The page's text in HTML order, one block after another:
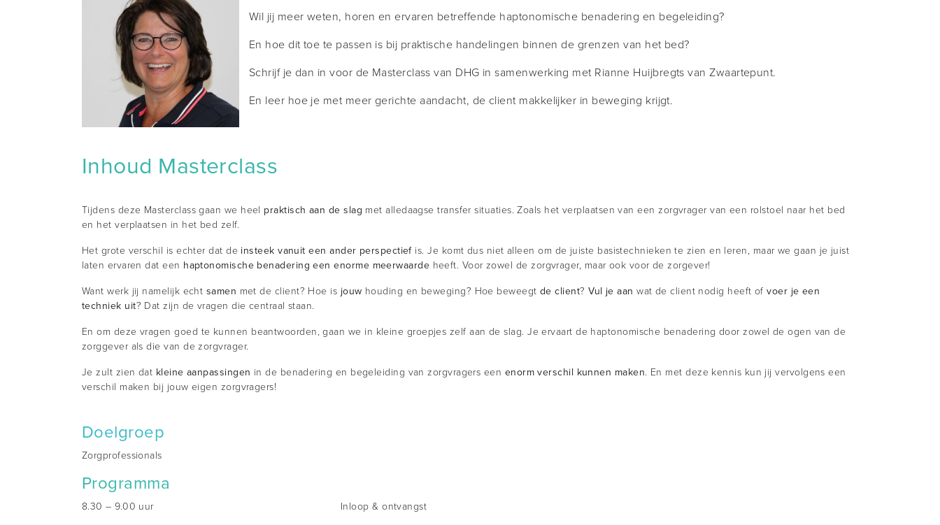
Wil jij meer weten, horen en ervaren betreffende haptonomische benadering en begeleiding?
En hoe dit toe te passen is bij praktische handelingen binnen de grenzen van het bed?
Schrijf je dan in voor de Masterclass van DHG in samenwerking met Rianne Huijbregts van Zwaartepunt.
En leer hoe je met meer gerichte aandacht, de client makkelijker in beweging krijgt.
Inhoud Masterclass
Tijdens deze Masterclass gaan we heel praktisch aan de slag met alledaagse transfer situaties. Zoals het verplaatsen van een zorgvrager van een rolstoel naar het bed
en het verplaatsen in het bed zelf.
Het grote verschil is echter dat de insteek vanuit een ander perspectiefis. Je komt dus niet alleen om de juiste basistechnieken te zien en leren, maar we gaan je juist
laten ervaren dat een haptonomische benadering een enorme meerwaarde heeft. Voor zowel de zorgvrager, maar ook voor de zorgever!
Want werk jij namelijk echt samen met de client? Hoe is jouw houding en beweging? Hoe beweegtde client? Vul je aan wat de client nodig heeft ofvoer je een
techniek uit? Dat zijn de vragen die centraal staan.
En om deze vragen goed te kunnen beantwoorden, gaan we in kleine groepjes zelf aan de slag. Je ervaart de haptonomische benadering door zowel de ogen van de
zorggever als die van de zorgvrager.
Je zult zien dat kleine aanpassingen in de benadering en begeleiding van zorgvragers een enorm verschil kunnen maken. En met deze kennis kun jij vervolgens een
verschil maken bij jouw eigen zorgvragers!
Doelgroep
Zorgprofessionals
Programma
8.30 – 9.00 uur Inloop & ontvangst